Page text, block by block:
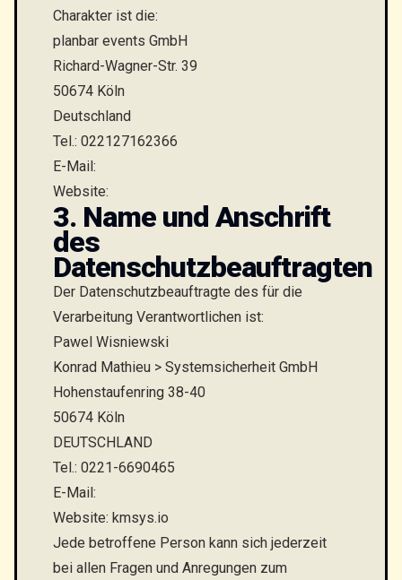
Charakter ist die:
planbar events GmbH
Richard-Wagner-Str. 39
50674 Köln
Deutschland
Tel.: 022127162366
E-Mail:
Website:
3. Name und Anschrift
des
Datenschutzbeauftragten
Der Datenschutzbeauftragte des für die
Verarbeitung Verantwortlichen ist:
Pawel Wisniewski
Konrad Mathieu > Systemsicherheit GmbH
Hohenstaufenring 38-40
50674 Köln
DEUTSCHLAND
Tel.: 0221-6690465
E-Mail:
Website: kmsys.io
Jede betroffene Person kann sich jederzeit
bei allen Fragen und Anregungen zum